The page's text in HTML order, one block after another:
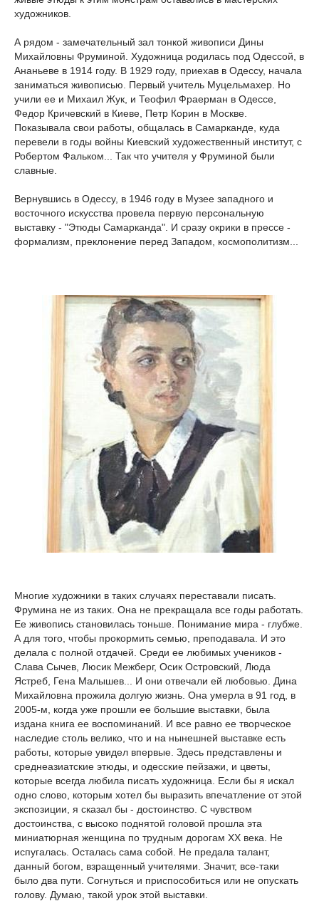
художников.
А рядом - замечательный зал тонкой живописи Дины
Михайловны Фруминой. Художница родилась под Одессой, в
Ананьеве в 1914 году. В 1929 году, приехав в Одессу, начала
заниматься живописью. Первый учитель Муцельмахер. Но
учили ее и Михаил Жук, и Теофил Фраерман в Одессе,
Федор Кричевский в Киеве, Петр Корин в Москве.
Показывала свои работы, общалась в Самарканде, куда
перевели в годы войны Киевский художественный институт, с
Робертом Фальком... Так что учителя у Фруминой были
славные.
Вернувшись в Одессу, в 1946 году в Музее западного и
восточного искусства провела первую персональную
выставку - "Этюды Самарканда". И сразу окрики в прессе -
формализм, преклонение перед Западом, космополитизм...
Многие художники в таких случаях переставали писать.
Фрумина не из таких. Она не прекращала все годы работать.
Ее живопись становилась тоньше. Понимание мира - глубже.
А для того, чтобы прокормить семью, преподавала. И это
делала с полной отдачей. Среди ее любимых учеников -
Слава Сычев, Люсик Межберг, Осик Островский, Люда
Ястреб, Гена Малышев... И они отвечали ей любовью. Дина
Михайловна прожила долгую жизнь. Она умерла в 91 год, в
2005-м, когда уже прошли ее большие выставки, была
издана книга ее воспоминаний. И все равно ее творческое
наследие столь велико, что и на нынешней выставке есть
работы, которые увидел впервые. Здесь представлены и
среднеазиатские этюды, и одесские пейзажи, и цветы,
которые всегда любила писать художница. Если бы я искал
одно слово, которым хотел бы выразить впечатление от этой
экспозиции, я сказал бы - достоинство. С чувством
достоинства, с высоко поднятой головой прошла эта
миниатюрная женщина по трудным дорогам ХХ века. Не
испугалась. Осталась сама собой. Не предала талант,
данный богом, взращенный учителями. Значит, все-таки
было два пути. Согнуться и приспособиться или не опускать
голову. Думаю, такой урок этой выставки.